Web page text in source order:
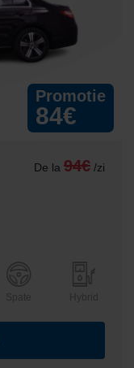
Promotie
84€
De la 94€ /zi
Spate Hybrid